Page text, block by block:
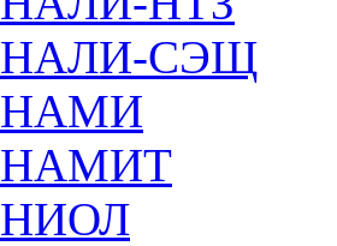
НАЛИ-СЭЩ
НАМИ
НАМИТ
НИОЛ